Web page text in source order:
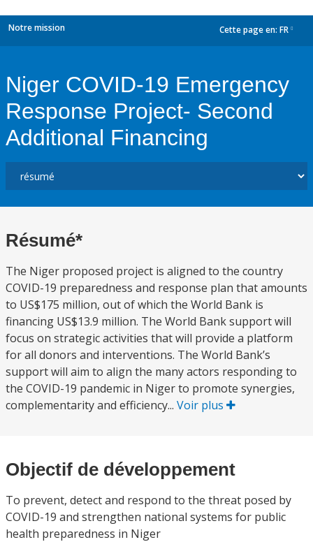
Notre mission Cette page en: FR
Niger COVID-19 Emergency
Response Project- Second
Additional Financing
Résumé*
The Niger proposed project is aligned to the country
COVID-19 preparedness and response plan that amounts
to US$175 million, out of which the World Bank is
financing US$13.9 million. The World Bank support will
focus on strategic activities that will provide a platform
for all donors and interventions. The World Bank’s
support will aim to align the many actors responding to
the COVID-19 pandemic in Niger to promote synergies,
complementarity and efficiency... Voir plus
Objectif de développement
To prevent, detect and respond to the threat posed by
COVID-19 and strengthen national systems for public
health preparedness in Niger